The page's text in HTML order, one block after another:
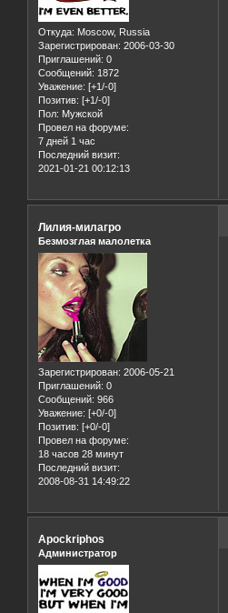
Откуда: Moscow, Russia
Зарегистрирован: 2006-03-30
Приглашений: 0
Сообщений: 1872
Уважение: [+1/-0]
Позитив: [+1/-0]
Пол: Мужской
Провел на форуме:
7 дней 1 час
Последний визит:
2021-01-21 00:12:13
Лилия-милагро
Безмозглая малолетка
Зарегистрирован: 2006-05-21
Приглашений: 0
Сообщений: 966
Уважение: [+0/-0]
Позитив: [+0/-0]
Провел на форуме:
18 часов 28 минут
Последний визит:
2008-08-31 14:49:22
Apockriphos
Администратор